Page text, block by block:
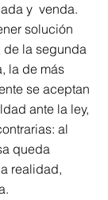
y  venda.
solución
de la segunda
la de más
se aceptan
ante la ley,
al
queda
realidad,